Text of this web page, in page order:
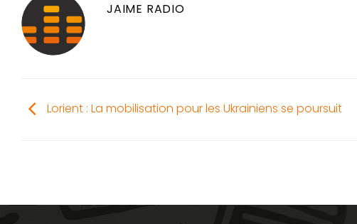
JAIME RADIO
Lorient : La mobilisation pour les Ukrainiens se poursuit